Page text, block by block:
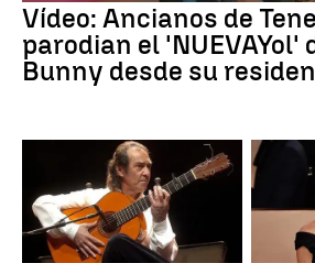
Vídeo: Ancianos de
parodian el 'NUEVAYol'
Bunny desde su